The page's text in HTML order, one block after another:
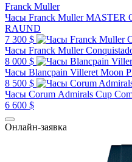
Franck Muller
Часы Franck Muller
RAUND
7 300 $
Часы Franck Muller
8 000 $
Часы Blancpain Villeret Moon
8 500 $
Часы Corum Admirals Cup
6 600 $
Онлайн-заявка